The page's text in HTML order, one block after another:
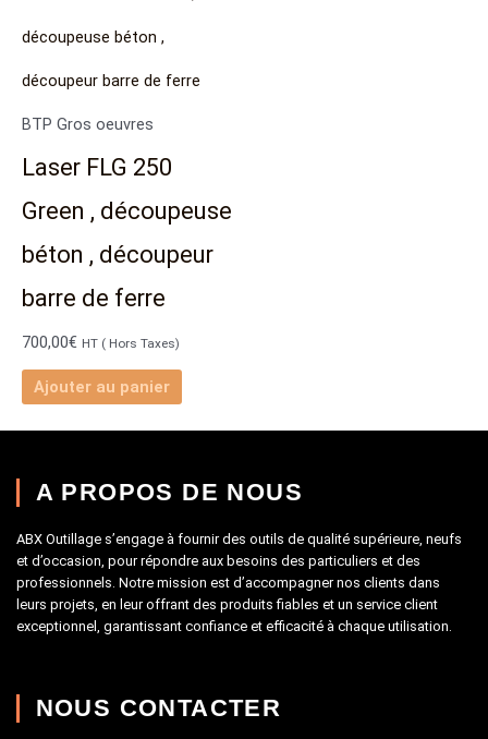
BTP Gros oeuvres
Laser FLG 250
Green , découpeuse
béton , découpeur
barre de ferre
700,00€ HT ( Hors Taxes)
Ajouter au panier
A PROPOS DE NOUS
ABX Outillage s’engage à fournir des outils de qualité supérieure, neufs
et d’occasion, pour répondre aux besoins des particuliers et des
professionnels. Notre mission est d’accompagner nos clients dans
leurs projets, en leur offrant des produits fiables et un service client
exceptionnel, garantissant confiance et efficacité à chaque utilisation.
NOUS CONTACTER